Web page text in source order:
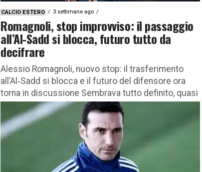
CALCIO ESTERO 3 settimane ago
Romagnoli, stop improvviso: il passaggio
all’Al‑Sadd si blocca, futuro tutto da
decifrare
Alessio Romagnoli, nuovo stop: il trasferimento
all’Al‑Sadd si blocca e il futuro del difensore ora
torna in discussione Sembrava tutto definito, quasi
scritto. E invece il...